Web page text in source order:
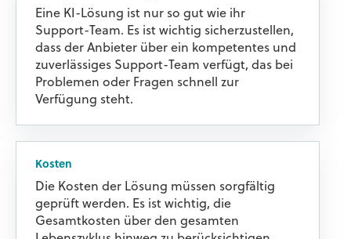
Eine KI-Lösung ist nur so gut wie ihr
Support-Team. Es ist wichtig sicherzustellen,
dass der Anbieter über ein kompetentes und
zuverlässiges Support-Team verfügt, das bei
Problemen oder Fragen schnell zur
Verfügung steht.
Kosten
Die Kosten der Lösung müssen sorgfältig
geprüft werden. Es ist wichtig, die
Gesamtkosten über den gesamten